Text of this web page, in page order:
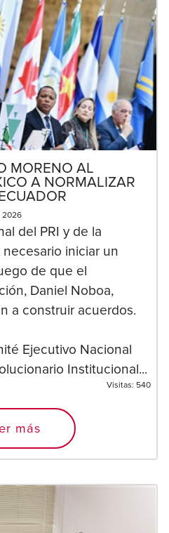
MORENO AL
A NORMALIZAR
2026
del PRI y de la
necesario iniciar un
de que el
Daniel Noboa,
a construir acuerdos.
Ejecutivo Nacional
Institucional...
Visitas: 540
más